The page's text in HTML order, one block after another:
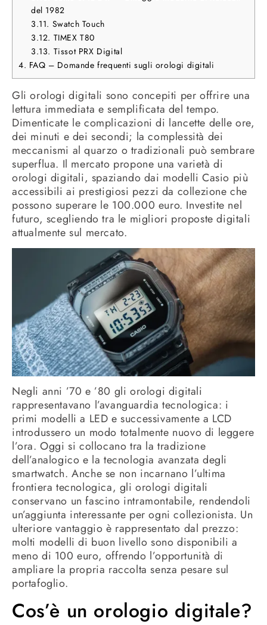
del 1982
3.11. Swatch Touch
3.12. TIMEX T80
3.13. Tissot PRX Digital
4. FAQ – Domande frequenti sugli orologi digitali
Gli orologi digitali sono concepiti per offrire una
lettura immediata e semplificata del tempo.
Dimenticate le complicazioni di lancette delle ore,
dei minuti e dei secondi; la complessità dei
meccanismi al quarzo o tradizionali può sembrare
superflua. Il mercato propone una varietà di
orologi digitali, spaziando dai modelli Casio più
accessibili ai prestigiosi pezzi da collezione che
possono superare le 100.000 euro. Investite nel
futuro, scegliendo tra le migliori proposte digitali
attualmente sul mercato.
Negli anni ’70 e ’80 gli orologi digitali
rappresentavano l’avanguardia tecnologica: i
primi modelli a LED e successivamente a LCD
introdussero un modo totalmente nuovo di leggere
l’ora. Oggi si collocano tra la tradizione
dell’analogico e la tecnologia avanzata degli
smartwatch. Anche se non incarnano l’ultima
frontiera tecnologica, gli orologi digitali
conservano un fascino intramontabile, rendendoli
un’aggiunta interessante per ogni collezionista. Un
ulteriore vantaggio è rappresentato dal prezzo:
molti modelli di buon livello sono disponibili a
meno di 100 euro, offrendo l’opportunità di
ampliare la propria raccolta senza pesare sul
portafoglio.
Cos’è un orologio digitale?